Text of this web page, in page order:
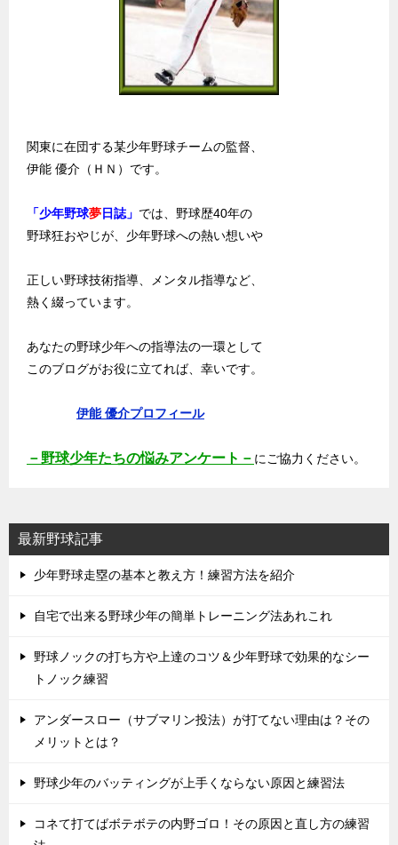
関東に在団する某少年野球チームの監督、
伊能 優介（ＨＮ）です。
「少年野球夢日誌」 では、野球歴40年の
野球狂おやじが、少年野球への熱い想いや
正しい野球技術指導、メンタル指導など、
熱く綴っています。
あなたの野球少年への指導法の一環として
このブログがお役に立てれば、幸いです。
伊能 優介プロフィール
－野球少年たちの悩みアンケート－ にご協力ください。
最新野球記事
少年野球走塁の基本と教え方！練習方法を紹介
自宅で出来る野球少年の簡単トレーニング法あれこれ
野球ノックの打ち方や上達のコツ＆少年野球で効果的なシー
トノック練習
アンダースロー（サブマリン投法）が打てない理由は？その
メリットとは？
野球少年のバッティングが上手くならない原因と練習法
コネて打てばボテボテの内野ゴロ！その原因と直し方の練習